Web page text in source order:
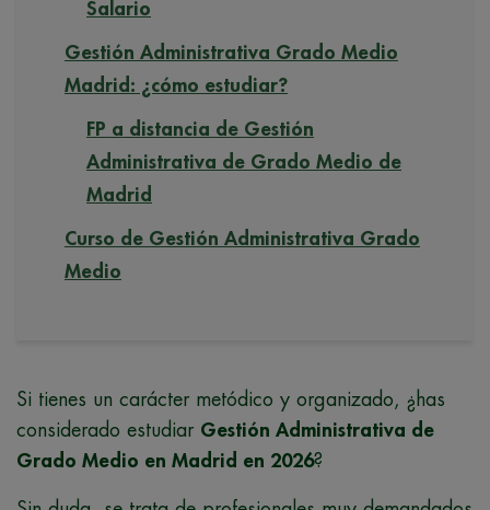
Salario
Gestión Administrativa Grado Medio
Madrid: ¿cómo estudiar?
FP a distancia de Gestión
Administrativa de Grado Medio de
Madrid
Curso de Gestión Administrativa Grado
Medio
Si tienes un carácter metódico y organizado, ¿has
considerado estudiar Gestión Administrativa de
Grado Medio en Madrid en 2026?